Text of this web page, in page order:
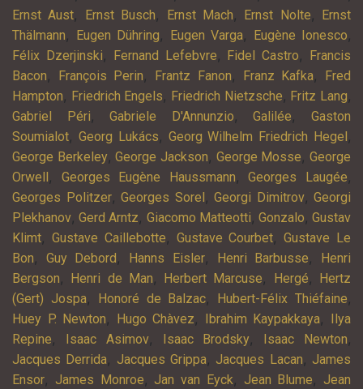
Ernst Aust, Ernst Busch, Ernst Mach, Ernst Nolte,
Ernst
Thälmann, Eugen Dühring, Eugen Varga, Eugène Ionesco,
Félix Dzerjinski, Fernand Lefebvre, Fidel Castro,
Francis
Bacon, François Perin, Frantz Fanon, Franz Kafka,
Fred
Hampton, Friedrich Engels, Friedrich Nietzsche, Fritz Lang,
Gabriel Péri,Gabriele D'Annunzio,Galilée,Gaston
Soumialot, Georg Lukács, Georg Wilhelm Friedrich Hegel ,
George Berkeley,George Jackson, George Mosse,George
Orwell , Georges Eugène Haussmann,Georges Laugée,
Georges Politzer, Georges Sorel , Georgi Dimitrov, Georgi
Plekhanov,Gerd Arntz, Giacomo Matteotti, Gonzalo,Gustav
Klimt, Gustave Caillebotte, Gustave Courbet,Gustave Le
Bon, Guy Debord , Hanns Eisler, Henri Barbusse,
Henri
Bergson, Henri de Man, Herbert Marcuse, Hergé,
Hertz
(Gert) Jospa, Honoré de Balzac, Hubert-Félix Thiéfaine,
Huey P. Newton, Hugo Chàvez, Ibrahim Kaypakkaya,
Ilya
Repine, Isaac Asimov, Isaac Brodsky, Isaac Newton,
Jacques Derrida, Jacques Grippa, Jacques Lacan, James
Ensor, James Monroe, Jan van Eyck, Jean Blume, Jean